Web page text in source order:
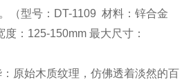
（型号：DT-1109 材料：锌合金
：125-150mm 最大尺寸：
原始木质纹理，仿佛透着淡然的百